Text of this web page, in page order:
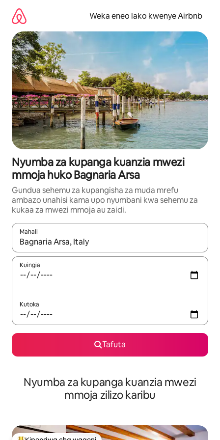
kwenda
kwenye
maudhui
Weka eneo lako kwenye Airbnb
Nyumba za kupanga kuanzia mwezi
mmoja huko Bagnaria Arsa
Gundua sehemu za kupangisha za muda mrefu
ambazo unahisi kama upo nyumbani kwa sehemu za
kukaa za mwezi mmoja au zaidi.
Mahali
Wakati matokeo yanapatikana, vinjari kwa kutumia vitufe vya
Kuingia
Kutoka
Tafuta
Nyumba za kupanga kuanzia mwezi
mmoja zilizo karibu